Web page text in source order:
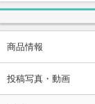
商品情報
投稿写真・動画